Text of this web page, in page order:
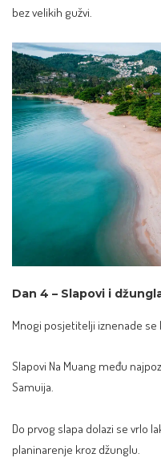
bez velikih gužvi.
Dan 4 – Slapovi i
Mnogi posjetitelji iznenade
Slapovi Na Muang među
Samuija.
Do prvog slapa dolazi se vrlo
planinarenje kroz džunglu.